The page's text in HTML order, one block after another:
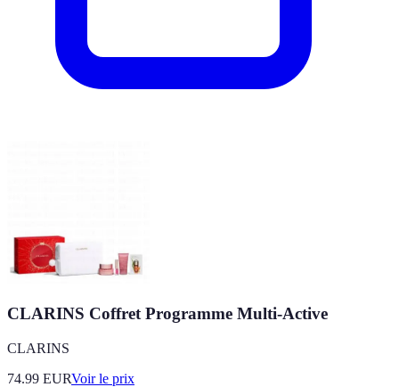
CLARINS Coffret Programme Multi-Active
CLARINS
74.99 EURVoir le prix